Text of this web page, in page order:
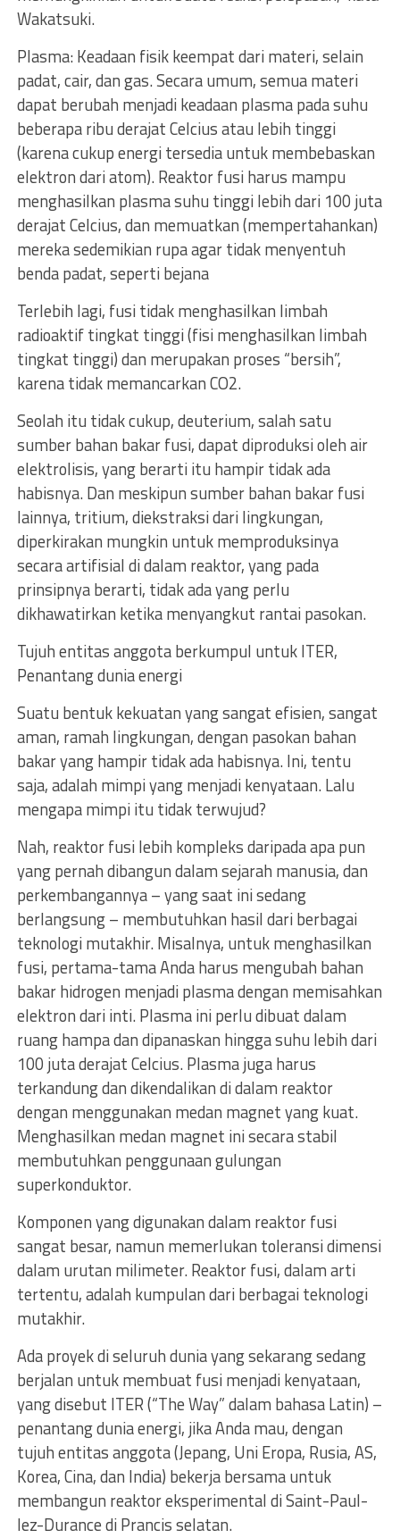
Wakatsuki.
Plasma: Keadaan fisik keempat dari materi, selain
padat, cair, dan gas. Secara umum, semua materi
dapat berubah menjadi keadaan plasma pada suhu
beberapa ribu derajat Celcius atau lebih tinggi
(karena cukup energi tersedia untuk membebaskan
elektron dari atom). Reaktor fusi harus mampu
menghasilkan plasma suhu tinggi lebih dari 100 juta
derajat Celcius, dan memuatkan (mempertahankan)
mereka sedemikian rupa agar tidak menyentuh
benda padat, seperti bejana
Terlebih lagi, fusi tidak menghasilkan limbah
radioaktif tingkat tinggi (fisi menghasilkan limbah
tingkat tinggi) dan merupakan proses “bersih”,
karena tidak memancarkan CO2.
Seolah itu tidak cukup, deuterium, salah satu
sumber bahan bakar fusi, dapat diproduksi oleh air
elektrolisis, yang berarti itu hampir tidak ada
habisnya. Dan meskipun sumber bahan bakar fusi
lainnya, tritium, diekstraksi dari lingkungan,
diperkirakan mungkin untuk memproduksinya
secara artifisial di dalam reaktor, yang pada
prinsipnya berarti, tidak ada yang perlu
dikhawatirkan ketika menyangkut rantai pasokan.
Tujuh entitas anggota berkumpul untuk ITER,
Penantang dunia energi
Suatu bentuk kekuatan yang sangat efisien, sangat
aman, ramah lingkungan, dengan pasokan bahan
bakar yang hampir tidak ada habisnya. Ini, tentu
saja, adalah mimpi yang menjadi kenyataan. Lalu
mengapa mimpi itu tidak terwujud?
Nah, reaktor fusi lebih kompleks daripada apa pun
yang pernah dibangun dalam sejarah manusia, dan
perkembangannya – yang saat ini sedang
berlangsung – membutuhkan hasil dari berbagai
teknologi mutakhir. Misalnya, untuk menghasilkan
fusi, pertama-tama Anda harus mengubah bahan
bakar hidrogen menjadi plasma dengan memisahkan
elektron dari inti. Plasma ini perlu dibuat dalam
ruang hampa dan dipanaskan hingga suhu lebih dari
100 juta derajat Celcius. Plasma juga harus
terkandung dan dikendalikan di dalam reaktor
dengan menggunakan medan magnet yang kuat.
Menghasilkan medan magnet ini secara stabil
membutuhkan penggunaan gulungan
superkonduktor.
Komponen yang digunakan dalam reaktor fusi
sangat besar, namun memerlukan toleransi dimensi
dalam urutan milimeter. Reaktor fusi, dalam arti
tertentu, adalah kumpulan dari berbagai teknologi
mutakhir.
Ada proyek di seluruh dunia yang sekarang sedang
berjalan untuk membuat fusi menjadi kenyataan,
yang disebut ITER (“The Way” dalam bahasa Latin) –
penantang dunia energi, jika Anda mau, dengan
tujuh entitas anggota (Jepang, Uni Eropa, Rusia, AS,
Korea, Cina, dan India) bekerja bersama untuk
membangun reaktor eksperimental di Saint-Paul-
lez-Durance di Prancis selatan.